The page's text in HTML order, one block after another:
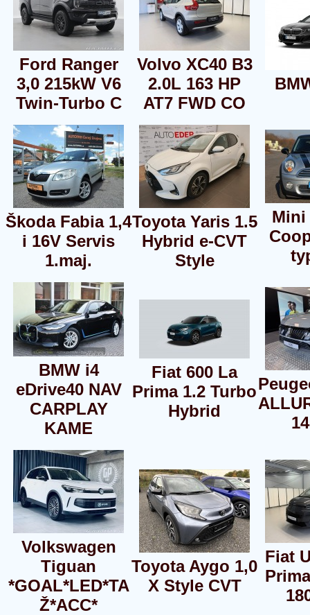
Ford Ranger
3,0 215kW V6
Twin-Turbo C
Volvo XC40 B3
2.0L 163 HP
AT7 FWD CO
Škoda Fabia 1,4
i 16V Servis
1.maj.
Toyota Yaris 1.5
Hybrid e-CVT
Style
Mini
BMW i4
eDrive40 NAV
CARPLAY
KAME
Fiat 600 La
Prima 1.2 Turbo
Hybrid
Volkswagen
Tiguan
*GOAL*LED*TA
Ž*ACC*
Toyota Aygo 1,0
X Style CVT
Fiat